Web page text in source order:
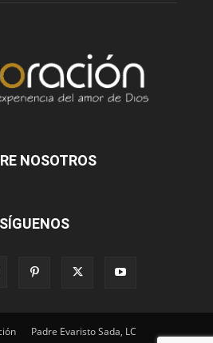
NOSOTROS
SÍGUENOS
Padre Evaristo Sada, LC